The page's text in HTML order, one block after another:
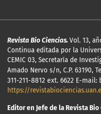
Revista Bio Ciencias.Vol. 13,
Continua editada por la
CEMIC 03, Secretaría de
Amado Nervo s/n, C.P. 63190,
311-211-8812 ext. 6622 E-
https://
Editor en Jefe de la Revista Bio